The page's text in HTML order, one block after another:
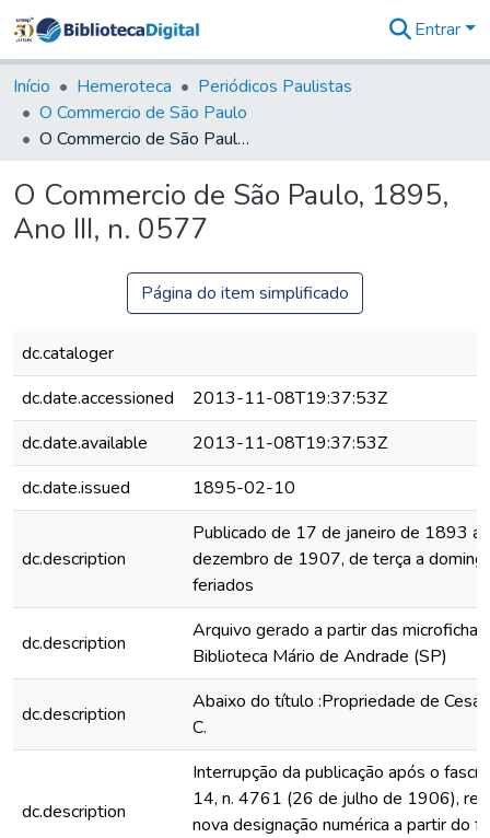
&
Coleções
Tudo na
Biblioteca
Estatísticas
Entrar
Início Hemeroteca
Periódicos Paulistas
O Commercio de São Paulo
O Commercio de São Paulo, 1895, Ano III, n. 0577
O Commercio de São Paulo, 1895,
Ano III, n. 0577
Página do item simplificado
dc.cataloger
dc.date.accessioned
2013-11-08T19:37:53Z
dc.date.available
2013-11-08T19:37:53Z
dc.date.issued
1895-02-10
dc.description
Publicado de 17 de janeiro de 1893 a
dezembro de 1907, de terça a
feriados
dc.description
Arquivo gerado a partir das
Biblioteca Mário de Andrade (SP)
dc.description
Abaixo do título :Propriedade de
C.
dc.description
Interrupção da publicação após o
14, n. 4761 (26 de julho de 1906),
nova designação numérica a partir do